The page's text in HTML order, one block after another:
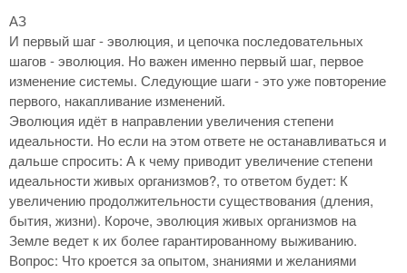
АЗ
И первый шаг - эволюция, и цепочка последовательных
шагов - эволюция. Но важен именно первый шаг, первое
изменение системы. Следующие шаги - это уже повторение
первого, накапливание изменений.
Эволюция идёт в направлении увеличения степени
идеальности. Но если на этом ответе не останавливаться и
дальше спросить: А к чему приводит увеличение степени
идеальности живых организмов?, то ответом будет: К
увеличению продолжительности существования (дления,
бытия, жизни). Короче, эволюция живых организмов на
Земле ведет к их более гарантированному выживанию.
Вопрос: Что кроется за опытом, знаниями и желаниями